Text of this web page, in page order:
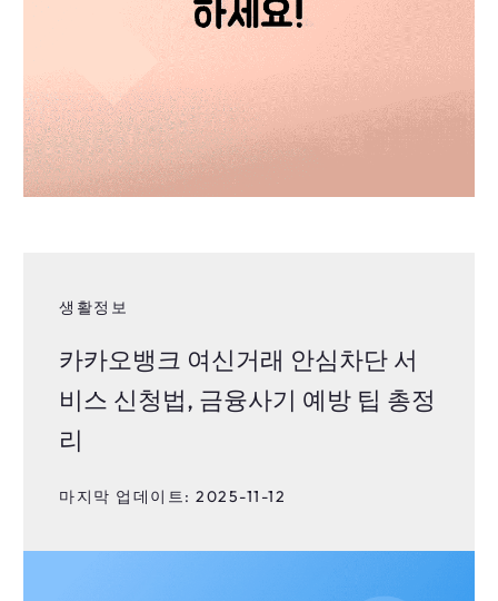
생활정보
카카오뱅크 여신거래 안심차단 서
비스 신청법, 금융사기 예방 팁 총정
리
마지막 업데이트: 2025-11-12